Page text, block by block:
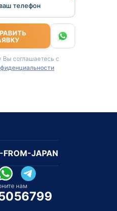
телефон
Вы соглашаетесь с
FROM-JAPAN
нам